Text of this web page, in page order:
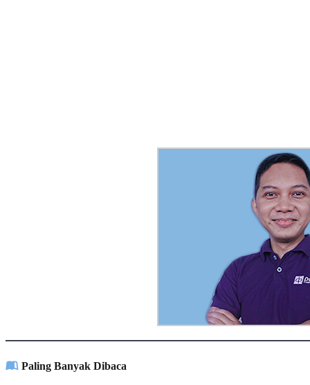
Paling Banyak Dibaca